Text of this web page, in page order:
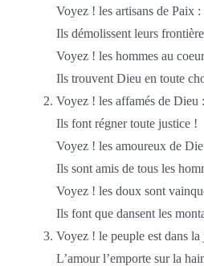
Voyez ! les artisans de Paix :
Ils démolissent leurs
Voyez ! les hommes au
Ils trouvent Dieu en toute
Voyez ! les affamés de Dieu :
Ils font régner toute justice !
Voyez ! les amoureux de
Ils sont amis de tous les
Voyez ! les doux sont
Ils font que dansent les
Voyez ! le peuple est dans la
L’amour l’emporte sur la